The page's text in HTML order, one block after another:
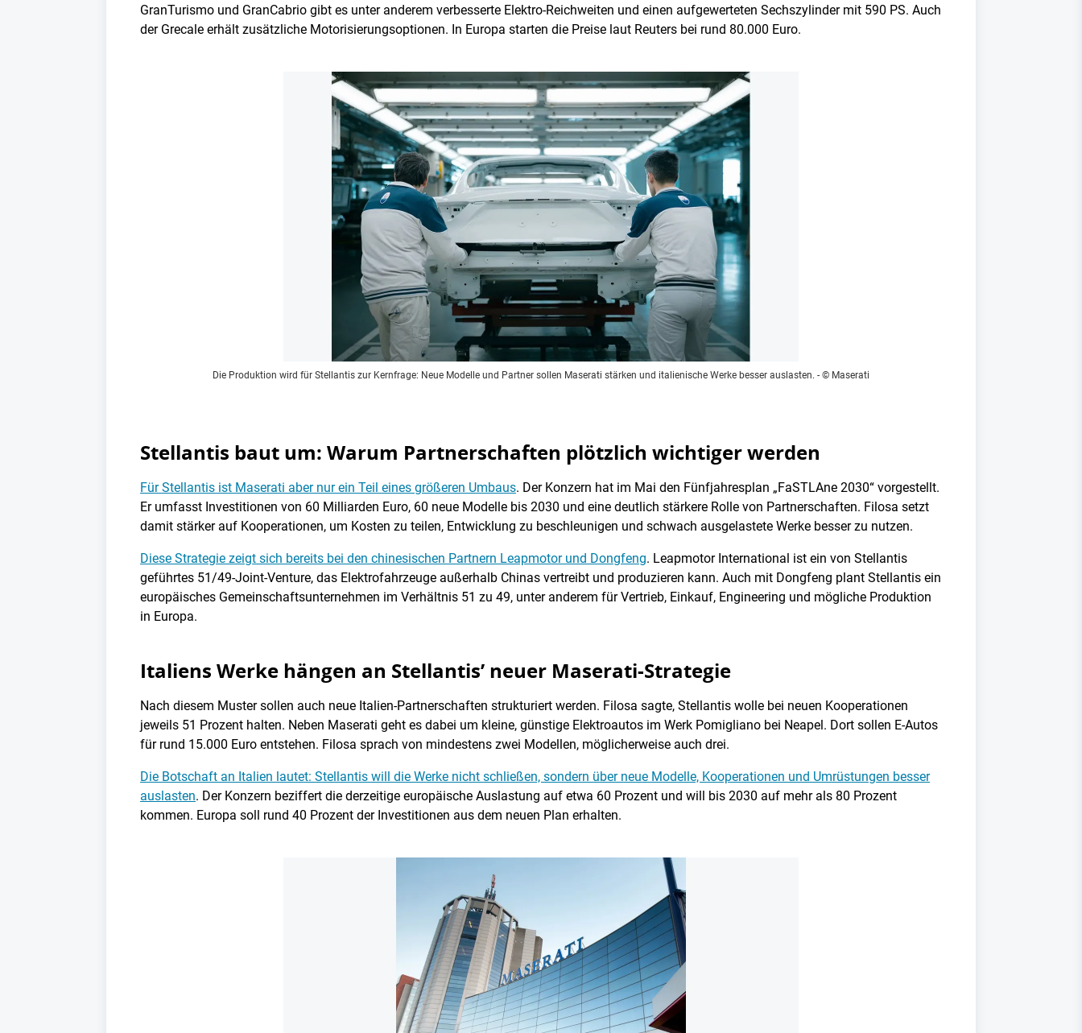
GranTurismo und GranCabrio gibt es unter anderem verbesserte Elektro-Reichweiten und einen aufgewerteten Sechszylinder mit 590 PS. Auch
der Grecale erhält zusätzliche Motorisierungsoptionen. In Europa starten die Preise laut Reuters bei rund 80.000 Euro.
Die Produktion wird für Stellantis zur Kernfrage: Neue Modelle und Partner sollen Maserati stärken und italienische Werke besser auslasten. - © Maserati
Stellantis baut um: Warum Partnerschaften plötzlich wichtiger werden
Für Stellantis ist Maserati aber nur ein Teil eines größeren Umbaus. Der Konzern hat im Mai den Fünfjahresplan „FaSTLAne 2030“ vorgestellt.
Er umfasst Investitionen von 60 Milliarden Euro, 60 neue Modelle bis 2030 und eine deutlich stärkere Rolle von Partnerschaften. Filosa setzt
damit stärker auf Kooperationen, um Kosten zu teilen, Entwicklung zu beschleunigen und schwach ausgelastete Werke besser zu nutzen.
Diese Strategie zeigt sich bereits bei den chinesischen Partnern Leapmotor und Dongfeng. Leapmotor International ist ein von Stellantis
geführtes 51/49-Joint-Venture, das Elektrofahrzeuge außerhalb Chinas vertreibt und produzieren kann. Auch mit Dongfeng plant Stellantis ein
europäisches Gemeinschaftsunternehmen im Verhältnis 51 zu 49, unter anderem für Vertrieb, Einkauf, Engineering und mögliche Produktion
in Europa.
Italiens Werke hängen an Stellantis’ neuer Maserati-Strategie
Nach diesem Muster sollen auch neue Italien-Partnerschaften strukturiert werden. Filosa sagte, Stellantis wolle bei neuen Kooperationen
jeweils 51 Prozent halten. Neben Maserati geht es dabei um kleine, günstige Elektroautos im Werk Pomigliano bei Neapel. Dort sollen E-Autos
für rund 15.000 Euro entstehen. Filosa sprach von mindestens zwei Modellen, möglicherweise auch drei.
Die Botschaft an Italien lautet: Stellantis will die Werke nicht schließen, sondern über neue Modelle, Kooperationen und Umrüstungen besser
auslasten. Der Konzern beziffert die derzeitige europäische Auslastung auf etwa 60 Prozent und will bis 2030 auf mehr als 80 Prozent
kommen. Europa soll rund 40 Prozent der Investitionen aus dem neuen Plan erhalten.